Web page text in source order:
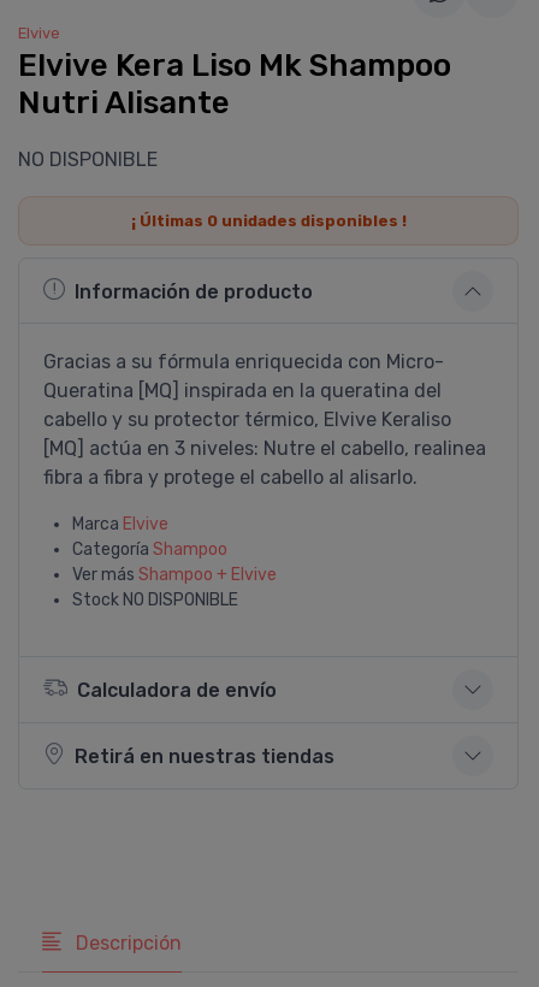
Elvive
Elvive Kera Liso Mk Shampoo
Nutri Alisante
NO DISPONIBLE
¡ Últimas 0unidades disponibles !
Información de producto
Gracias a su fórmula enriquecida con Micro-
Queratina [MQ] inspirada en la queratina del
cabello y su protector térmico, Elvive Keraliso
[MQ] actúa en 3 niveles: Nutre el cabello, realinea
fibra a fibra y protege el cabello al alisarlo.
Marca Elvive
Categoría Shampoo
Ver más Shampoo + Elvive
Stock NO DISPONIBLE
Calculadora de envío
Retirá en nuestras tiendas
Descripción